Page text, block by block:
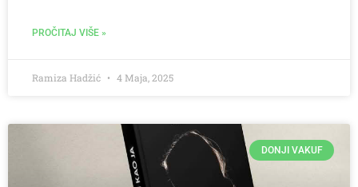
PROČITAJ VIŠE »
Ramiza Hadžić 4 Maja, 2025
DONJI VAKUF